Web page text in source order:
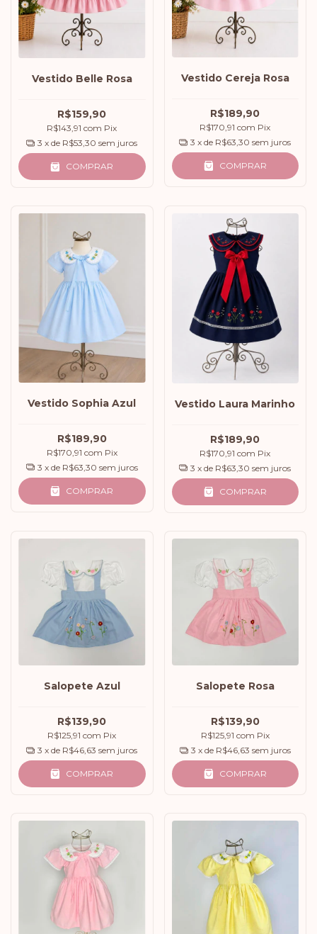
Vestido Belle Rosa
R$159,90
R$143,91com Pix
3 x de R$53,30 sem juros
COMPRAR
Vestido Cereja Rosa
R$189,90
R$170,91com Pix
3 x de R$63,30 sem juros
COMPRAR
Vestido Sophia Azul
R$189,90
R$170,91 com Pix
3 x de R$63,30 sem juros
COMPRAR
Vestido Laura Marinho
R$189,90
R$170,91com Pix
3 x de R$63,30 sem juros
COMPRAR
Salopete Azul
R$139,90
R$125,91com Pix
3 x de R$46,63 sem juros
COMPRAR
Salopete Rosa
R$139,90
R$125,91 com Pix
3 x de R$46,63 sem juros
COMPRAR